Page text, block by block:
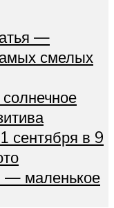
—
смелых
сентября в 9
маленькое